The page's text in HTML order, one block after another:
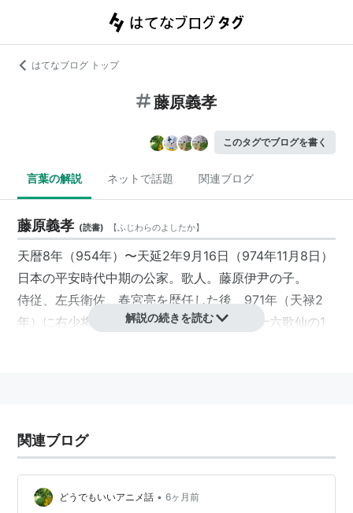
はてなブログ トップ
藤原義孝
このタグでブログを書く
言葉の解説 ネットで話題 関連ブログ
藤原義孝 (読書) 【ふじわらのよしたか】
天暦8年（954年）〜天延2年9月16日（974年11月8日）
日本の平安時代中期の公家。歌人。藤原伊尹の子。
侍従、左兵衛佐、春宮亮を歴任した後、971年（天禄2
年）に右少将に任官された。また、中古三十六歌仙の1
解説の続きを読む
関連ブログ
どうでもいいアニメ話 • 6ヶ月前